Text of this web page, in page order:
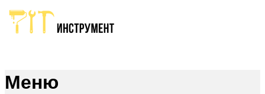
Меню